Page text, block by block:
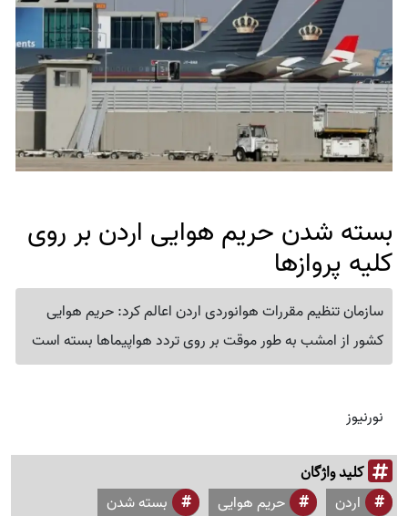
بسته شدن حریم هوایی اردن بر روی
کلیه پروازها
سازمان تنظیم مقررات هوانوردی اردن اعالم کرد: حریم هوایی
کشور از امشب به طور موقت بر روی تردد هواپیماها بسته است
نورنیوز
کلید واژگان
اردن حریم هوایی
بسته شدن